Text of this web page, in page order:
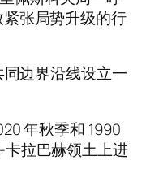
张局势升级的行
边界沿线设立一
年秋季和 1990
拉巴赫领土上进